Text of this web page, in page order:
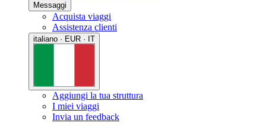
Messaggi
Acquista viaggi
Assistenza clienti
italiano · EUR · IT
Aggiungi la tua struttura
I miei viaggi
Invia un feedback